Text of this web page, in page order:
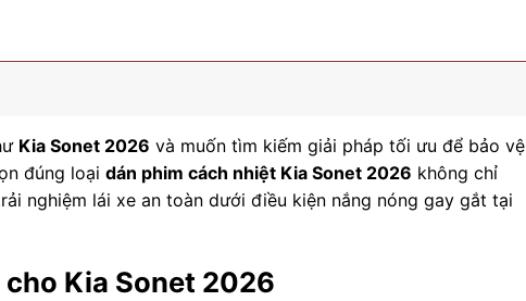
Kia Sonet 2026 và muốn tìm kiếm giải pháp tối ưu để bảo vệ
đúng loại dán phim cách nhiệt Kia Sonet 2026 không chỉ
nghiệm lái xe an toàn dưới điều kiện nắng nóng gay gắt tại
Kia Sonet 2026